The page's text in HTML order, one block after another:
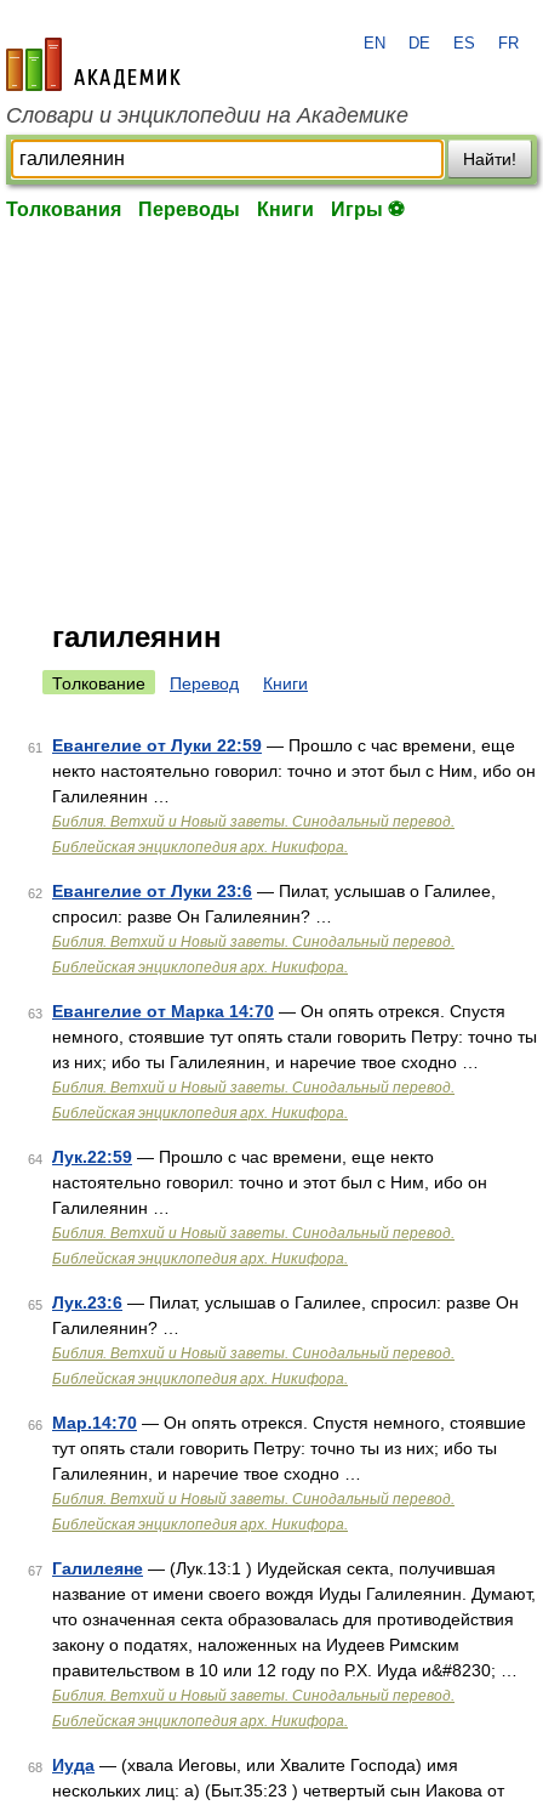
academic.ru
EN DE ES FR
Словари и энциклопедии на Академике
Найти!
Толкования Переводы Книги Игры ⚽
галилеянин
Толкование Перевод Книги
61 Евангелие от Луки 22:59 — Прошло с час времени, еще
некто настоятельно говорил: точно и этот был с Ним, ибо он
Галилеянин …
Библия. Ветхий и Новый заветы. Синодальный перевод.
Библейская энциклопедия арх. Никифора.
62 Евангелие от Луки 23:6 — Пилат, услышав о Галилее,
спросил: разве Он Галилеянин? …
Библия. Ветхий и Новый заветы. Синодальный перевод.
Библейская энциклопедия арх. Никифора.
63 Евангелие от Марка 14:70 — Он опять отрекся. Спустя
немного, стоявшие тут опять стали говорить Петру: точно ты
из них; ибо ты Галилеянин, и наречие твое сходно …
Библия. Ветхий и Новый заветы. Синодальный перевод.
Библейская энциклопедия арх. Никифора.
64 Лук.22:59 — Прошло с час времени, еще некто
настоятельно говорил: точно и этот был с Ним, ибо он
Галилеянин …
Библия. Ветхий и Новый заветы. Синодальный перевод.
Библейская энциклопедия арх. Никифора.
65 Лук.23:6 — Пилат, услышав о Галилее, спросил: разве Он
Галилеянин? …
Библия. Ветхий и Новый заветы. Синодальный перевод.
Библейская энциклопедия арх. Никифора.
66 Мар.14:70 — Он опять отрекся. Спустя немного, стоявшие
тут опять стали говорить Петру: точно ты из них; ибо ты
Галилеянин, и наречие твое сходно …
Библия. Ветхий и Новый заветы. Синодальный перевод.
Библейская энциклопедия арх. Никифора.
67 Галилеяне — (Лук.13:1 ) Иудейская секта, получившая
название от имени своего вождя Иуды Галилеянин. Думают,
что означенная секта образовалась для противодействия
закону о податях, наложенных на Иудеев Римским
правительством в 10 или 12 году по Р.Х. Иуда и&#8230; …
Библия. Ветхий и Новый заветы. Синодальный перевод.
Библейская энциклопедия арх. Никифора.
68 Иуда — (хвала Иеговы, или Хвалите Господа) имя
нескольких лиц: а) (Быт.35:23 ) четвертый сын Иакова от